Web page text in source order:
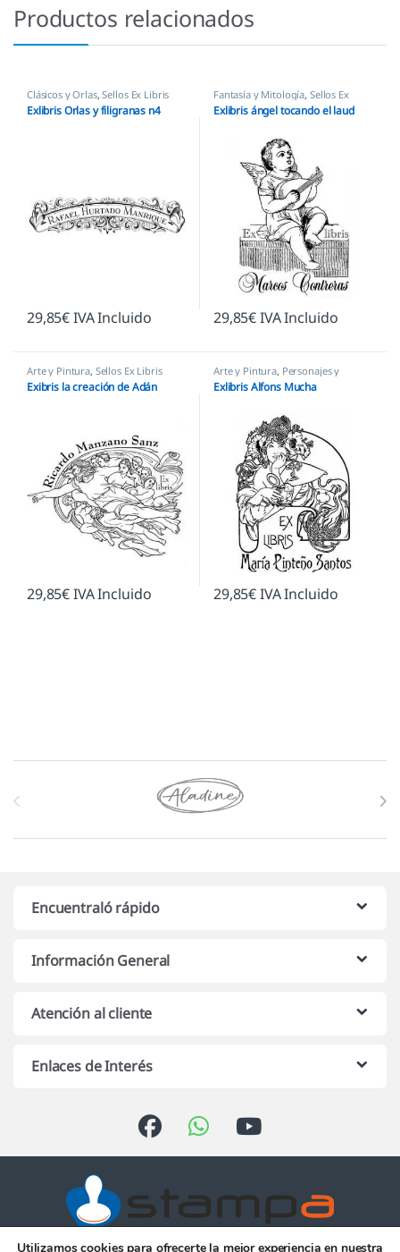
Productos relacionados
Clásicos y Orlas,Sellos Ex Libris
Exlibris Orlas y filigranas n4
29,85€IVA Incluido
Fantasía y Mitología, Sellos Ex
Libris
Exlibris ángel tocando el laud
29,85€IVA Incluido
Arte y Pintura, Sellos Ex Libris
Exibris la creación de Adán
29,85€IVA Incluido
Arte y Pintura, Personajes y
Figuras Sellos Ex Libris
Exlibris Alfons Mucha
29,85€IVA Incluido
Marcas De Carrusel
Encuentraló rápido
Información General
Atención al cliente
Enlaces de Interés
Utilizamos cookies para ofrecerte la mejor experiencia en nuestra